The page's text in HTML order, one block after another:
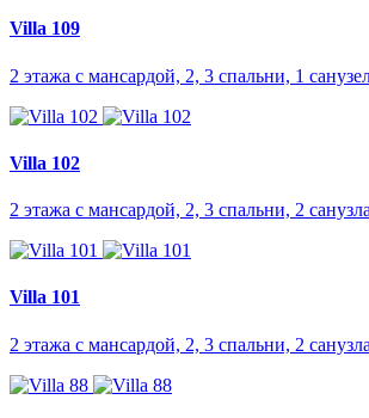
Villa 109
2 этажа с мансардой, 2, 3 спальни, 1
Villa 102
2 этажа с мансардой, 2, 3 спальни, 2
Villa 101
2 этажа с мансардой, 2, 3 спальни, 2